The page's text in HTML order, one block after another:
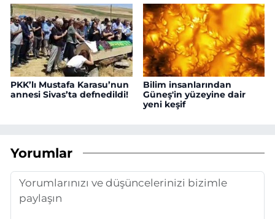
PKK’lı Mustafa Karasu’nun
annesi Sivas’ta defnedildi!
Bilim insanlarından
Güneş'in yüzeyine dair
yeni keşif
Yorumlar